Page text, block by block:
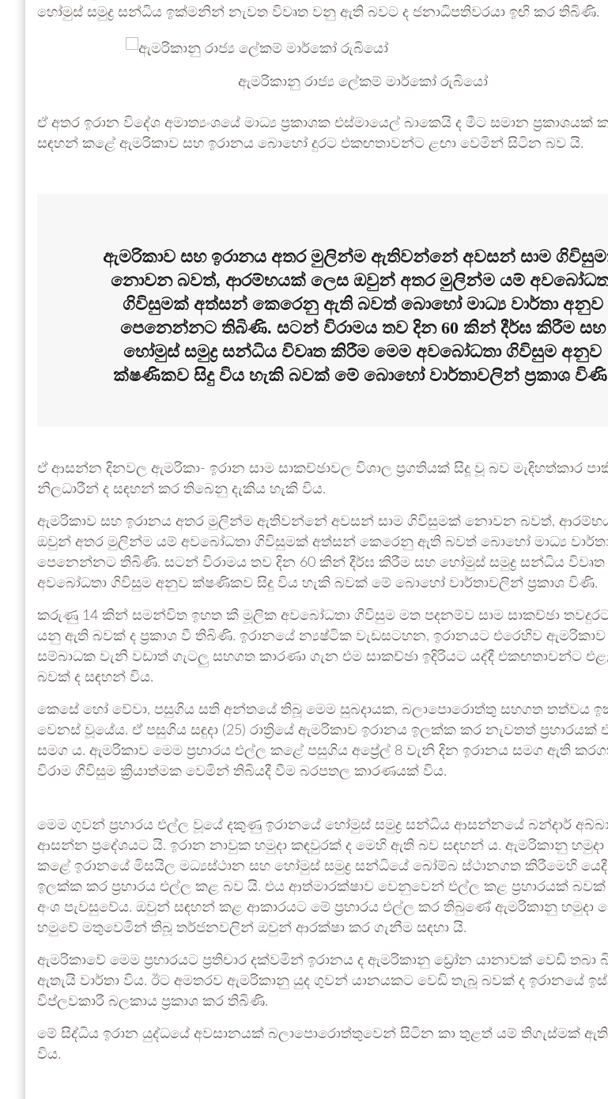
හෝමුස් සමුද්‍ර සන්ධිය ඉක්මනින් නැවත විවෘත වනු ඇති බවට ද ජනාධිපතිවරයා ඉඟි කර තිබිණි.
ඇමරිකානු රාජ්‍ය ලේකම් මාර්කෝ රුබියෝ
ඒ අතර ඉරාන විදේශ අමාත්‍යංශයේ මාධ්‍ය ප්‍රකාශක එස්මායෙල් බාකෙයි ද මීට සමාන ප්‍රකාශයක්
සඳහන් කළේ ඇමරිකාව සහ ඉරානය බොහෝ දුරට එකඟතාවන්ට ළඟා වෙමින් සිටින බව යි.
ඇමරිකාව සහ ඉරානය අතර මුලින්ම ඇතිවන්නේ අවසන් සාම
නොවන බවත්, ආරම්භයක් ලෙස ඔවුන් අතර මුලින්ම යම්
ගිවිසුමක් අත්සන් කෙරෙනු ඇති බවත් බොහෝ මාධ්‍ය වාර්තා අනුව
පෙනෙන්නට තිබිණි. සටන් විරාමය තව දින 60 කින් දීර්ඝ කිරීම සහ
හෝමුස් සමුද්‍ර සන්ධිය විවෘත කිරීම මෙම අවබෝධතා ගිවිසුම අනුව
ක්ෂණිකව සිදු විය හැකි බවක් මේ බොහෝ වාර්තාවලින් ප්‍රකාශ
ඒ ආසන්න දිනවල ඇමරිකා- ඉරාන සාම සාකච්ඡාවල විශාල ප්‍රගතියක් සිදූ වූ බව මැදිහත්කාර
නිලධාරීන් ද සඳහන් කර තිබෙනු දැකිය හැකි විය.
ඇමරිකාව සහ ඉරානය අතර මුලින්ම ඇතිවන්නේ අවසන් සාම ගිවිසුමක් නොවන බවත්,
ඔවුන් අතර මුලින්ම යම් අවබෝධතා ගිවිසුමක් අත්සන් කෙරෙනු ඇති බවත් බොහෝ මාධ්‍ය
පෙනෙන්නට තිබිණි. සටන් විරාමය තව දින 60 කින් දීර්ඝ කිරීම සහ හෝමුස් සමුද්‍ර සන්ධිය
අවබෝධතා ගිවිසුම අනුව ක්ෂණිකව සිදු විය හැකි බවක් මේ බොහෝ වාර්තාවලින් ප්‍රකාශ විණි.
කරුණු 14 කින් සමන්විත ඉහත කී මූලික අවබෝධතා ගිවිසුම මත පදනම්ව සාම සාකච්ඡා
යනු ඇති බවක් ද ප්‍රකාශ වී තිබිණි. ඉරානයේ න්‍යෂ්ටික වැඩසටහන, ඉරානයට එරෙහිව
සම්බාධක වැනි වඩාත් ගැටලු සහගත කාරණා ගැන එම සාකච්ඡා ඉදිරියට යද්දී එකඟතාවන්ට
බවක් ද සඳහන් විය.
කෙසේ හෝ වේවා, පසුගිය සති අන්තයේ තිබූ මෙම සුබදායක, බලාපොරොත්තු සහගත තත්වය
වෙනස් වූයේය. ඒ පසුගිය සඳුදා (25) රාත්‍රියේ ඇමරිකාව ඉරානය ඉලක්ක කර නැවතත්
සමග ය. ඇමරිකාව මෙම ප්‍රහාරය එල්ල කළේ පසුගිය අප්‍රේල් 8 වැනි දින ඉරානය සමග ඇති
විරාම ගිවිසුම ක්‍රියාත්මක වෙමින් තිබියදී වීම බරපතල කාරණයක් විය.
මෙම ගුවන් ප්‍රහාරය එල්ල වූයේ දකුණු ඉරානයේ හෝමුස් සමුද්‍ර සන්ධිය ආසන්නයේ බන්දාර්
ආසන්න ප්‍රදේශයට යි. ඉරාන නාවුක හමුදා කඳවුරක් ද මෙහි ඇති බව සඳහන් ය. ඇමරිකානු හමුදා
කළේ ඉරානයේ මිසයිල මධ්‍යස්ථාන සහ හෝමුස් සමුද්‍ර සන්ධියේ බෝම්බ ස්ථානගත කිරීමෙහි යෙදී
ඉලක්ක කර ප්‍රහාරය එල්ල කළ බව යි. එය ආත්මාරක්ෂාව වෙනුවෙන් එල්ල කළ ප්‍රහාරයක් බවක්
අංශ පැවසුවේය. ඔවුන් සඳහන් කළ ආකාරයට මේ ප්‍රහාරය එල්ල කර තිබුණේ ඇමරිකානු හමුදා
හමුවේ මතුවෙමින් තිබූ තර්ජනවලින් ඔවුන් ආරක්ෂා කර ගැනීම සඳහා යි.
ඇමරිකාවේ මෙම ප්‍රහාරයට ප්‍රතිචාර දක්වමින් ඉරානය ද ඇමරිකානු ඩ්‍රෝන යානාවක් වෙඩි තබා
ඇතැයි වාර්තා විය. ඊට අමතරව ඇමරිකානු යුද ගුවන් යානයකට වෙඩි තැබූ බවක් ද ඉරානයේ
විප්ලවකාරී බලකාය ප්‍රකාශ කර තිබිණි.
මේ සිද්ධිය ඉරාන යුද්ධයේ අවසානයක් බලාපොරොත්තුවෙන් සිටින කා තුළත් යම් තිගැස්මක්
විය.